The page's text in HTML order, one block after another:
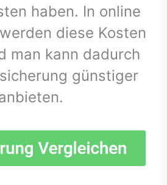
haben. In online
diese Kosten
man kann dadurch
günstiger